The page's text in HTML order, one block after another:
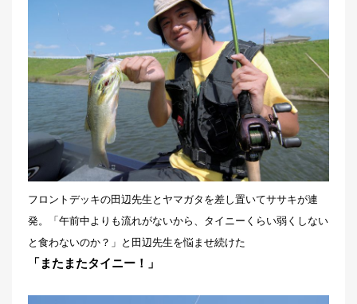
フロントデッキの田辺先生とヤマガタを差し置いてササキが連
発。「午前中よりも流れがないから、タイニーくらい弱くしない
と食わないのか？」と田辺先生を悩ませ続けた
「またまたタイニー！」